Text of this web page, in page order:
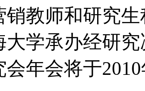
销教师和研究
大学承办经研
会年会将于